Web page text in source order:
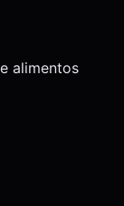
alimentos